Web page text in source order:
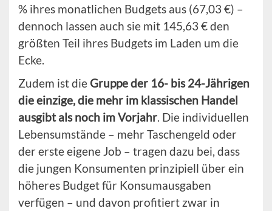
% ihres monatlichen Budgets aus (67,03 €) –
dennoch lassen auch sie mit 145,63 € den
größten Teil ihres Budgets im Laden um die
Ecke.
Zudem ist die Gruppe der 16- bis 24-Jährigen
die einzige, die mehr im klassischen Handel
ausgibt als noch im Vorjahr. Die individuellen
Lebensumstände – mehr Taschengeld oder
der erste eigene Job – tragen dazu bei, dass
die jungen Konsumenten prinzipiell über ein
höheres Budget für Konsumausgaben
verfügen – und davon profitiert zwar in